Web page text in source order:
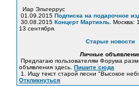
Иар Эльтеррус
01.09.2015 Подписка на подарочное
30.08.2015 Концерт Мартиэль . Москва:
13 сентября.
Старые новости
Личные
Предлагаю пользователям Форума
объявления здесь. Пишите сюда
1. Ищу текст старой песни "Высокое
Откликнуться